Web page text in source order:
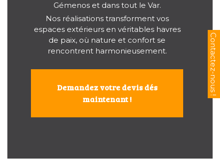
Gémenos et dans tout le Var.
Nos réalisations transforment vos
espaces extérieurs en véritables havres
de paix, où nature et confort se
rencontrent harmonieusement.
Demandez votre devis dés
maintenant !